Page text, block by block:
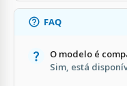
FAQ
O modelo é
Sim, está